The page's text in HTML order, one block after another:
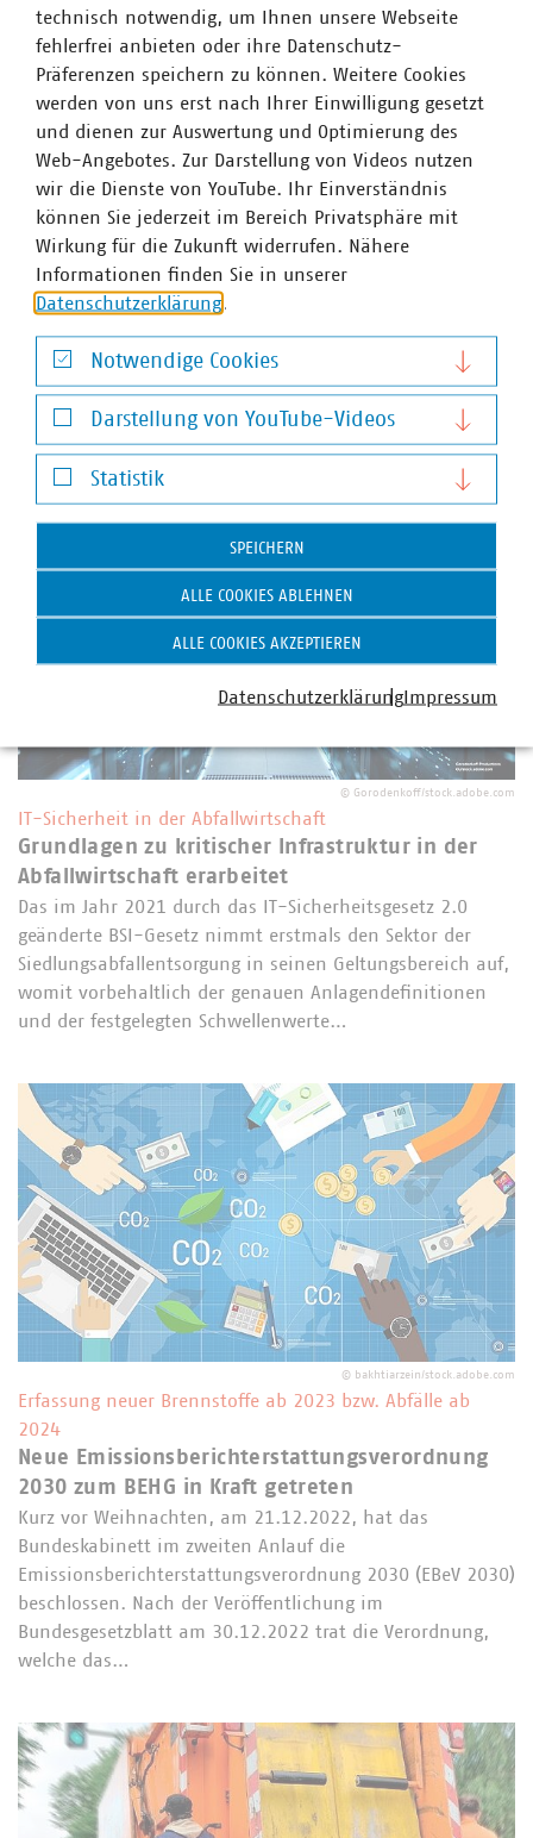
Brände durch falsch entsorgte Batterien stoppen!
Demonstration der Abfallbranche
die kommunale und private Abfallwirtschaft auf die
akuten Brandgefahren, die durch falsch entsorgte
Lithium-Batterien entstehen, aufmerksam gemacht. Der
© Gorodenkoff/stock.adobe.com
IT-Sicherheit in der Abfallwirtschaft
Grundlagen zu kritischer Infrastruktur in der
Abfallwirtschaft erarbeitet
Das im Jahr 2021 durch das IT-Sicherheitsgesetz 2.0
geänderte BSI-Gesetz nimmt erstmals den Sektor der
Siedlungsabfallentsorgung in seinen Geltungsbereich auf,
womit vorbehaltlich der genauen Anlagendefinitionen
und der festgelegten Schwellenwerte…
© bakhtiarzein/stock.adobe.com
Erfassung neuer Brennstoffe ab 2023 bzw. Abfälle ab
2024
Neue Emissionsberichterstattungsverordnung
2030 zum BEHG in Kraft getreten
Kurz vor Weihnachten, am 21.12.2022, hat das
Bundeskabinett im zweiten Anlauf die
Emissionsberichterstattungsverordnung 2030 (EBeV 2030)
beschlossen. Nach der Veröffentlichung im
Bundesgesetzblatt am 30.12.2022 trat die Verordnung,
welche das…
technisch notwendig, um Ihnen unsere Webseite
fehlerfrei anbieten oder ihre Datenschutz-
Präferenzen speichern zu können. Weitere Cookies
werden von uns erst nach Ihrer Einwilligung gesetzt
und dienen zur Auswertung und Optimierung des
Web-Angebotes. Zur Darstellung von Videos nutzen
wir die Dienste von YouTube. Ihr Einverständnis
können Sie jederzeit im Bereich Privatsphäre mit
Wirkung für die Zukunft widerrufen. Nähere
Informationen finden Sie in unserer
Datenschutzerklärung
Notwendige Cookies
Notwendige Cookies
Darstellung von YouTube-Videos
Darstellung von YouTube-Videos
Statistik
Statistik
SPEICHERN
ALLE COOKIES ABLEHNEN
ALLE COOKIES AKZEPTIEREN
DatenschutzerklärungImpressum